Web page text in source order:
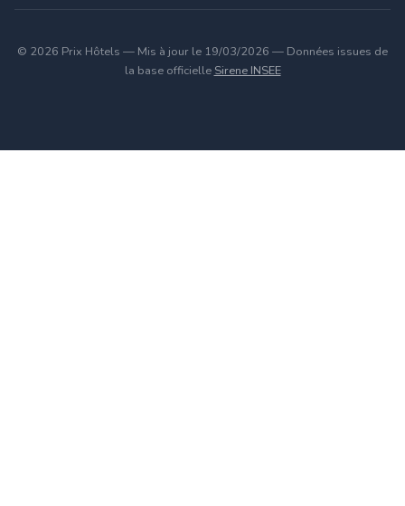
© 2026 Prix Hôtels — Mis à jour le 19/03/2026 — Données issues de
la base officielle Sirene INSEE